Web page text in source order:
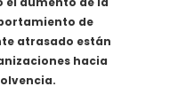
de
atrasado están
hacia